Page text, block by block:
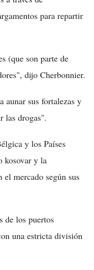
para repartir
(que son parte de
dijo Cherbonnier.
aunar sus fortalezas y
las drogas".
y los Países
kosovar y la
el mercado según sus
de los puertos
una estricta división